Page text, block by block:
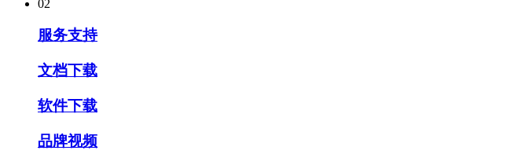
02
服务支持
文档下载
软件下载
品牌视频